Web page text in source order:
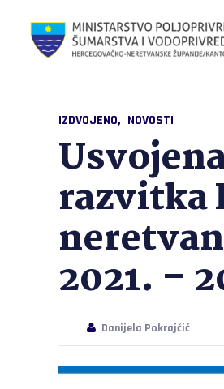
IZDVOJENO NOVOSTI
razvitka
2021. –
Danijela Pokrajčić